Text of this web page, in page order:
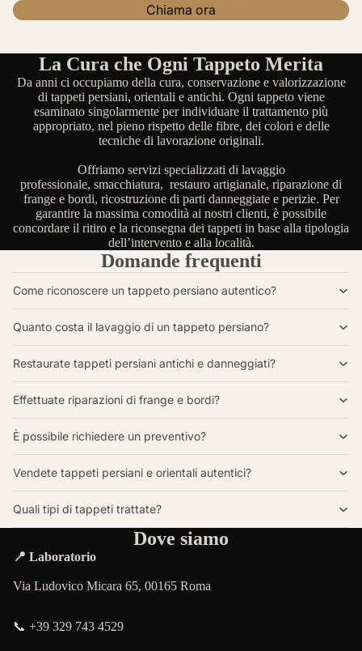
Chiama ora
La Cura che Ogni Tappeto Merita
Da anni ci occupiamo della cura, conservazione e valorizzazione
di tappeti persiani, orientali e antichi. Ogni tappeto viene
esaminato singolarmente per individuare il trattamento più
appropriato, nel pieno rispetto delle fibre, dei colori e delle
tecniche di lavorazione originali.
Offriamo servizi specializzati di lavaggio
professionale, smacchiatura, restauro artigianale, riparazione di
frange e bordi, ricostruzione di parti danneggiate e perizie. Per
garantire la massima comodità ai nostri clienti, è possibile
concordare il ritiro e la riconsegna dei tappeti in base alla tipologia
dell’intervento e alla località.
Domande frequenti
Come riconoscere un tappeto persiano autentico?
Quanto costa il lavaggio di un tappeto persiano?
Restaurate tappeti persiani antichi e danneggiati?
Effettuate riparazioni di frange e bordi?
È possibile richiedere un preventivo?
Vendete tappeti persiani e orientali autentici?
Quali tipi di tappeti trattate?
Dove siamo
📍 Laboratorio
Via Ludovico Micara 65, 00165 Roma
📞 +39 329 743 4529